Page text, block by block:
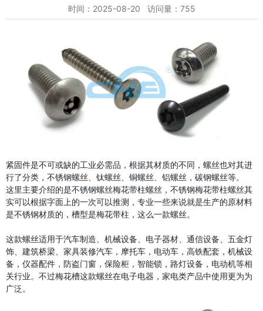
时间：2025-08-20 访问量：755
紧固件是不可或缺的工业必需品，根据其材质的不同，螺丝也对其进
行了分类，不锈钢螺丝、钛螺丝、铜螺丝、铝螺丝，碳钢螺丝等。
这里主要介绍的是不锈钢螺丝梅花带柱螺丝，不锈钢梅花带柱螺丝其
实可以根据字面上的一次可以推测，专业一些来说就是生产的原材料
是不锈钢材质的，槽型是梅花带柱，这么一款螺丝。
这款螺丝适用于汽车制造、机械设备、电子器材、通信设备、五金灯
饰、建筑桥梁、家具装修汽车，摩托车，电动车，高铁配套，机械设
备，仪器配件，防盗门窗，保险柜，智能锁，路灯设备，电动机等相
关行业。不过梅花槽这款螺丝在电子电器，家电类产品中使用更为为
广泛。